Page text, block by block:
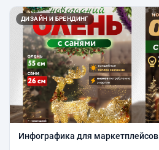
ДИЗАЙН И БРЕНДИНГ
Инфографика для маркетплейсов